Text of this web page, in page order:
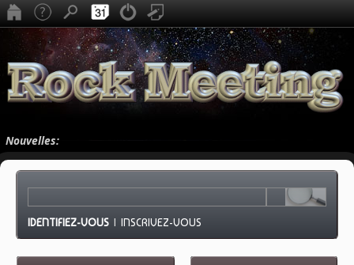
Nouvelles:
IDENTIFIEZ-VOUS |INSCRIVEZ-VOUS